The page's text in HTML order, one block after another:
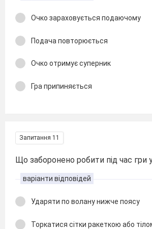
Очко зараховується подаючому
Подача повторюється
Очко отримує суперник
Гра припиняється
Запитання 11
Що заборонено робити під час гри
варіанти відповідей
Ударяти по волану нижче поясу
Торкатися сітки ракеткою або